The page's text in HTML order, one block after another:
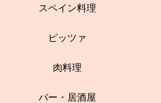
スペイン料理
ピッツァ
肉料理
バー・居酒屋